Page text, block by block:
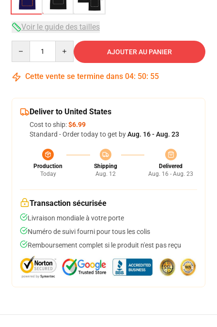
Voir le guide des tailles
AJOUTER AU PANIER
Cette vente se termine dans 04: 50: 54
Deliver to United States
Cost to ship:$6.99
Standard - Order today to get byAug. 16 - Aug. 23
Production
Today
Shipping
Aug. 12
Delivered
Aug. 16 - Aug. 23
Transaction sécurisée
Livraison mondiale à votre porte
Numéro de suivi fourni pour tous les colis
Remboursement complet si le produit n'est pas reçu